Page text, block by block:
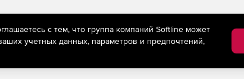
технологии
(информационные технологии
сети «Интернет», находящихся на территории
с тем, что группа компаний Softline может
учетных данных, параметров и предпочтений,